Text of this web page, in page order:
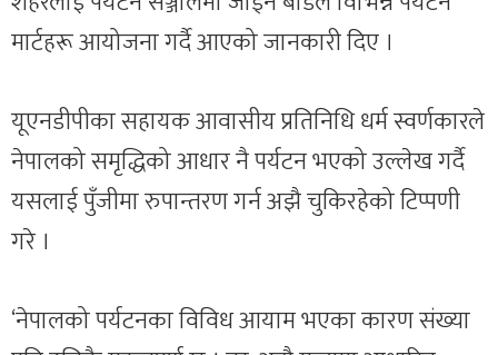
मार्टहरू आयोजना गर्दै आएको जानकारी दिए ।
यूएनडीपीका सहायक आवासीय प्रतिनिधि धर्म स्वर्णकारले
नेपालको समृद्धिको आधार नै पर्यटन भएको उल्लेख गर्दै
यसलाई पुँजीमा रुपान्तरण गर्न अझै चुकिरहेको टिप्पणी
गरे ।
‘नेपालको पर्यटनका विविध आयाम भएका कारण संख्या